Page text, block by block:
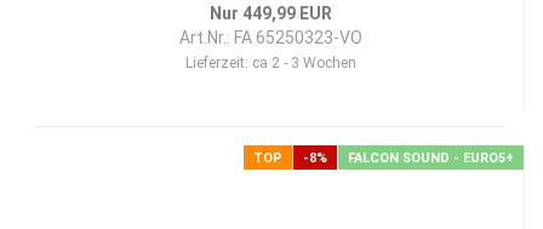
Nur 449,99 EUR
Art.Nr.: FA 65250323-VO
Lieferzeit: ca 2 - 3 Wochen
TOP -8% FALCON SOUND - EURO5+